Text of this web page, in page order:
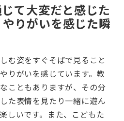
て大変だと感じた
りがいを感じた瞬
む姿をすぐそばで見ること
りがいを感じています。教
こともありますが、その分
た表情を見たり一緒に遊ん
しいです。また、こどもた